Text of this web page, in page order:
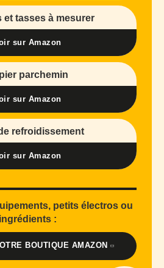
et tasses à mesurer
sur Amazon
parchemin
sur Amazon
refroidissement
sur Amazon
petits électros ou
ingrédients :
BOUTIQUE AMAZON